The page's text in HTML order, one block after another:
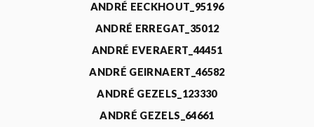
ANDRÉ EECKHOUT_95196
ANDRÉ ERREGAT_35012
ANDRÉ EVERAERT_44451
ANDRÉ GEIRNAERT_46582
ANDRÉ GEZELS_123330
ANDRÉ GEZELS_64661